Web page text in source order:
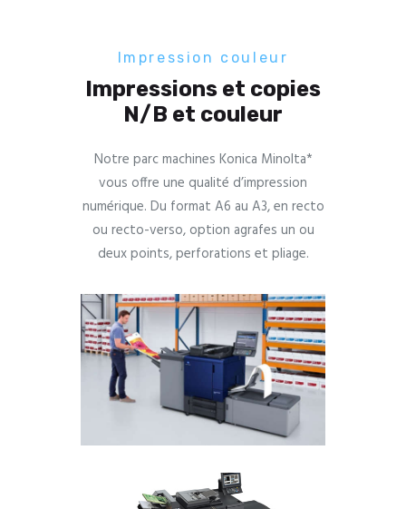
Impression couleur
Impressions et copies
N/B et couleur
Notre parc machines Konica Minolta*
vous offre une qualité d’impression
numérique. Du format A6 au A3, en recto
ou recto-verso, option agrafes un ou
deux points, perforations et pliage.